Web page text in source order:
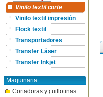
Vinilo textil corte
Vinilo textil impresión
Flock textil
Transportadores
Transfer Láser
Transfer Inkjet
Maquinaria
Cortadoras y guillotinas